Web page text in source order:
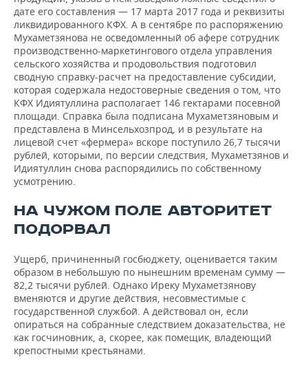
дате его составления — 17 марта 2017 года и реквизиты
ликвидированного КФХ. А в сентябре по распоряжению
Мухаметзянова не осведомленный об афере сотрудник
производственно-маркетингового отдела управления
сельского хозяйства и продовольствия подготовил
сводную справку-расчет на предоставление субсидии,
которая содержала недостоверные сведения о том, что
КФХ Идиятуллина располагает 146 гектарами посевной
площади. Справка была подписана Мухаметзяновым и
представлена в Минсельхозпрод, и в результате на
лицевой счет «фермера» вскоре поступило 26,7 тысячи
рублей, которыми, по версии следствия, Мухаметзянов и
Идиятуллин снова распорядились по собственному
усмотрению.
НА ЧУЖОМ ПОЛЕ АВТОРИТЕТ
ПОДОРВАЛ
Ущерб, причиненный госбюджету, оценивается таким
образом в небольшую по нынешним временам сумму —
82,2 тысячи рублей. Однако Иреку Мухаметзянову
вменяются и другие действия, несовместимые с
государственной службой. А действовал он, если
опираться на собранные следствием доказательства, не
как госчиновник, а, скорее, как помещик, владеющий
крепостными крестьянами.